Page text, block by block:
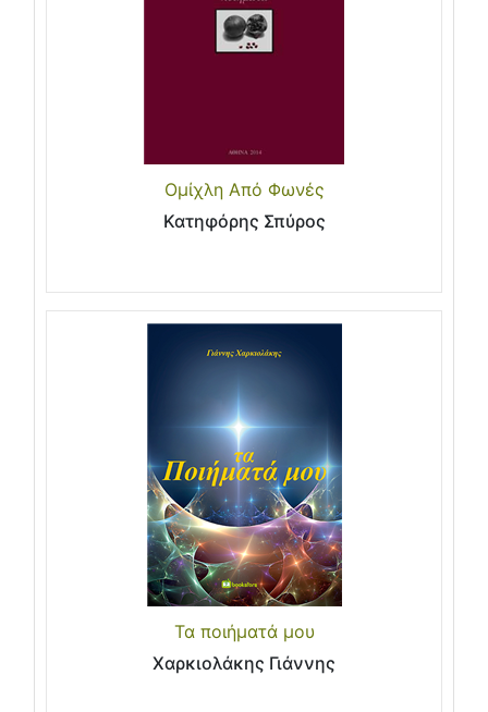
Ομίχλη Από Φωνές
Κατηφόρης Σπύρος
Τα ποιήματά μου
Χαρκιολάκης Γιάννης